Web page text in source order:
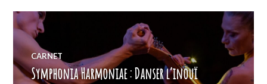
CARNET
Symphonia Harmoniae : Danser l’inouï